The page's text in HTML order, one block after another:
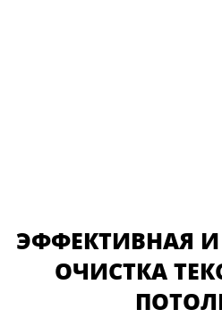
ЭФФЕКТИВНАЯ
ОЧИСТКА